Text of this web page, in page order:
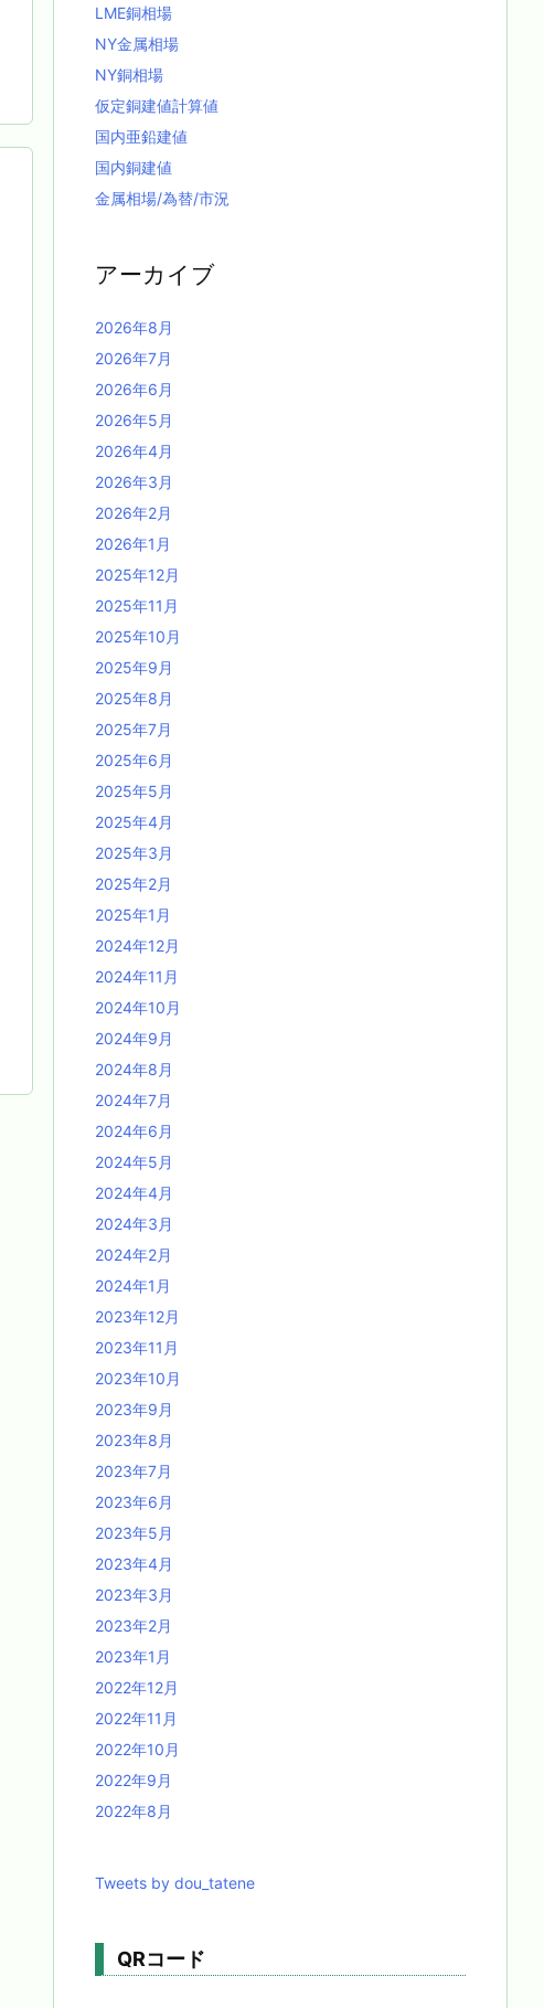
LME銅相場
NY金属相場
NY銅相場
仮定銅建値計算値
国内亜鉛建値
国内銅建値
金属相場/為替/市況
アーカイブ
2026年8月
2026年7月
2026年6月
2026年5月
2026年4月
2026年3月
2026年2月
2026年1月
2025年12月
2025年11月
2025年10月
2025年9月
2025年8月
2025年7月
2025年6月
2025年5月
2025年4月
2025年3月
2025年2月
2025年1月
2024年12月
2024年11月
2024年10月
2024年9月
2024年8月
2024年7月
2024年6月
2024年5月
2024年4月
2024年3月
2024年2月
2024年1月
2023年12月
2023年11月
2023年10月
2023年9月
2023年8月
2023年7月
2023年6月
2023年5月
2023年4月
2023年3月
2023年2月
2023年1月
2022年12月
2022年11月
2022年10月
2022年9月
2022年8月
Tweets by dou_tatene
QRコード